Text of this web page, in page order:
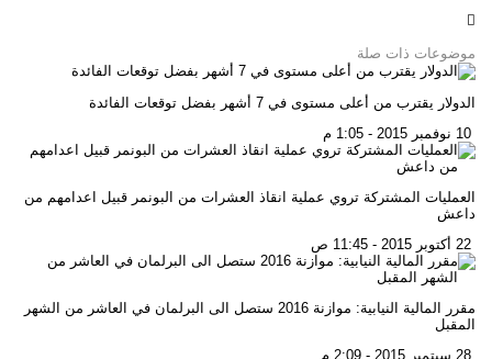
موضوعات ذات صلة
الدولار يقترب من أعلى مستوى في 7 أشهر بفضل توقعات الفائدة
العمليات المشتركة تروي عملية انقاذ العشرات من البونمر قبيل اعدامهم من
داعش
مقرر المالية النيابية: موازنة 2016 ستصل الى البرلمان في العاشر من الشهر
المقبل